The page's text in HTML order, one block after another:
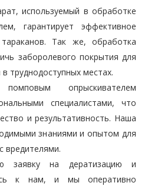
используемый в обработке
гарантирует эффективное
Так же, обработка
заборолевого покрытия для
труднодоступных местах.
опрыскивателем
специалистами, что
и результативность. Наша
знаниями и опытом для
вредителями.
заявку на дератизацию и
к нам, и мы оперативно